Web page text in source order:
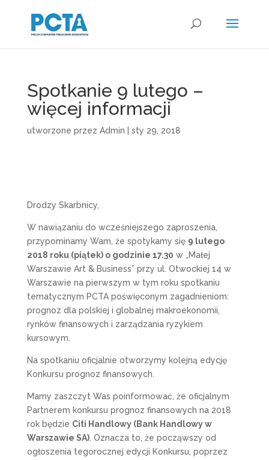
Spotkanie 9 lutego –
więcej informacji
utworzone przez Admin sty 29, 2018
Drodzy Skarbnicy,
W nawiązaniu do wcześniejszego zaproszenia,
przypominamy Wam, że spotykamy się 9 lutego
2018 roku (piątek) o godzinie 17.30 w „Małej
Warszawie Art & Business” przy ul. Otwockiej 14 w
Warszawie na pierwszym w tym roku spotkaniu
tematycznym PCTA poświęconym zagadnieniom:
prognoz dla polskiej i globalnej makroekonomii,
rynków finansowych i zarządzania ryzykiem
kursowym.
Na spotkaniu oficjalnie otworzymy kolejną edycję
Konkursu prognoz finansowych.
Mamy zaszczyt Was poinformować, że oficjalnym
Partnerem konkursu prognoz finansowych na 2018
rok będzie Citi Handlowy (Bank Handlowy w
Warszawie SA). Oznacza to, że począwszy od
ogłoszenia tegorocznej edycji Konkursu, poprzez